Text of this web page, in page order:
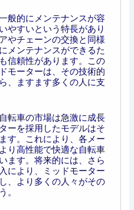
般的にメンテナンスが容
やすいという特長があり
やチェーンの交換と同様
メンテナンスができるた
信頼性があります。この
モーターは、その技術的
、ますます多くの人に支
転車の市場は急激に成長
ーを採用したモデルはそ
す。これにより、各メー
り高性能で快適な自転車
ます。将来的には、さら
により、ミッドモーター
、より多くの人々がその
。